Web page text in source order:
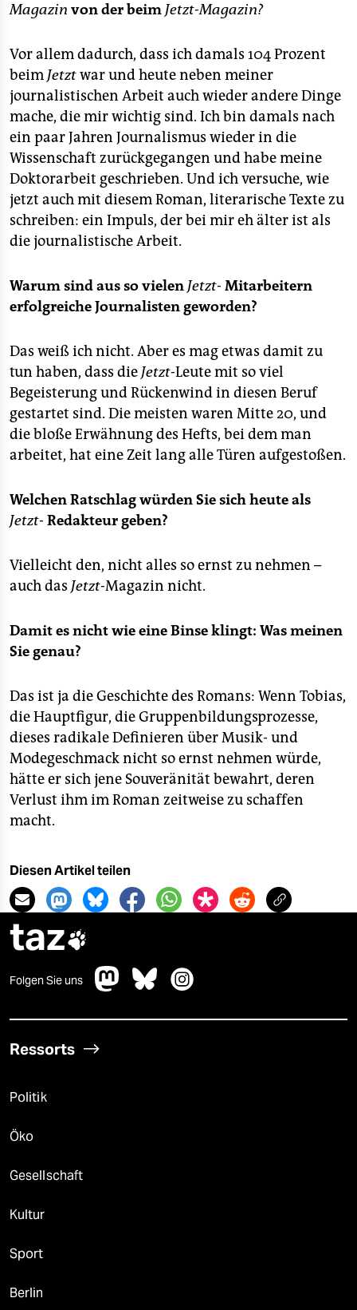
Magazin von der beim Jetzt-Magazin?
Vor allem dadurch, dass ich damals 104 Prozent
beim Jetztwar und heute neben meiner
journalistischen Arbeit auch wieder andere Dinge
mache, die mir wichtig sind. Ich bin damals nach
ein paar Jahren Journalismus wieder in die
Wissenschaft zurückgegangen und habe meine
Doktorarbeit geschrieben. Und ich versuche, wie
jetzt auch mit diesem Roman, literarische Texte zu
schreiben: ein Impuls, der bei mir eh älter ist als
die journalistische Arbeit.
Warum sind aus so vielen Jetzt- Mitarbeitern
erfolgreiche Journalisten geworden?
Das weiß ich nicht. Aber es mag etwas damit zu
tun haben, dass die Jetzt-Leute mit so viel
Begeisterung und Rückenwind in diesen Beruf
gestartet sind. Die meisten waren Mitte 20, und
die bloße Erwähnung des Hefts, bei dem man
arbeitet, hat eine Zeit lang alle Türen aufgestoßen.
Welchen Ratschlag würden Sie sich heute als
Jetzt- Redakteur geben?
Vielleicht den, nicht alles so ernst zu nehmen –
auch das Jetzt-Magazin nicht.
Damit es nicht wie eine Binse klingt: Was meinen
Sie genau?
Das ist ja die Geschichte des Romans: Wenn Tobias,
die Hauptfigur, die Gruppenbildungsprozesse,
dieses radikale Definieren über Musik- und
Modegeschmack nicht so ernst nehmen würde,
hätte er sich jene Souveränität bewahrt, deren
Verlust ihm im Roman zeitweise zu schaffen
macht.
Diesen Artikel teilen
taz
Folgen Sie uns
Ressorts
Politik
Öko
Gesellschaft
Kultur
Sport
Berlin